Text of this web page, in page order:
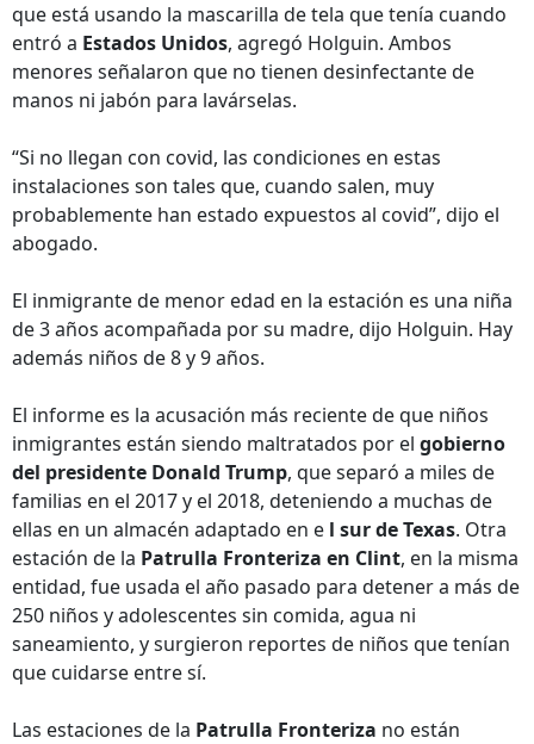
que está usando la mascarilla de tela que tenía cuando
entró a Estados Unidos, agregó Holguin. Ambos
menores señalaron que no tienen desinfectante de
manos ni jabón para lavárselas.
“Si no llegan con covid, las condiciones en estas
instalaciones son tales que, cuando salen, muy
probablemente han estado expuestos al covid”, dijo el
abogado.
El inmigrante de menor edad en la estación es una niña
de 3 años acompañada por su madre, dijo Holguin. Hay
además niños de 8 y 9 años.
El informe es la acusación más reciente de que niños
inmigrantes están siendo maltratados por el gobierno
del presidente Donald Trump, que separó a miles de
familias en el 2017 y el 2018, deteniendo a muchas de
ellas en un almacén adaptado en e l sur de Texas. Otra
estación de la Patrulla Fronteriza en Clint, en la misma
entidad, fue usada el año pasado para detener a más de
250 niños y adolescentes sin comida, agua ni
saneamiento, y surgieron reportes de niños que tenían
que cuidarse entre sí.
Las estaciones de la Patrulla Fronteriza no están